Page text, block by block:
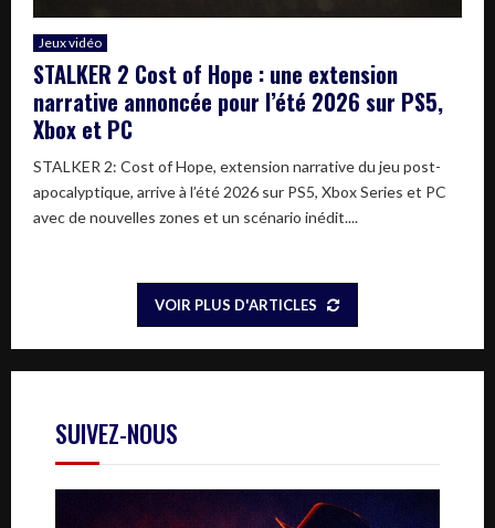
Jeux vidéo
STALKER 2 Cost of Hope : une extension
narrative annoncée pour l’été 2026 sur PS5,
Xbox et PC
STALKER 2: Cost of Hope, extension narrative du jeu post-
apocalyptique, arrive à l’été 2026 sur PS5, Xbox Series et PC
avec de nouvelles zones et un scénario inédit....
VOIR PLUS D'ARTICLES
SUIVEZ-NOUS